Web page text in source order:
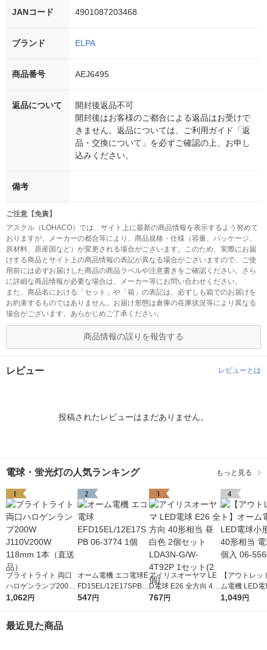
JANコード 4901087203468
ブランド ELPA
商品番号 AEJ6495
返品について
開封後返品不可
開封後はお客様のご都合による返品はお受けで
きません。返品については、ご利用ガイド「返
品・交換について」を必ずご確認の上、お申し
込みください。
備考
ご注意【免責】
アスクル（LOHACO）では、サイト上に最新の商品情報を表示するよう努めて
おりますが、メーカーの都合等により、商品規格・仕様（容量、パッケージ、
原材料、原産国など）が変更される場合がございます。このため、実際にお届
けする商品とサイト上の商品情報の表記が異なる場合がございますので、ご使
用前には必ずお届けした商品の商品ラベルや注意書きをご確認ください。さら
に詳細な商品情報が必要な場合は、メーカー等にお問い合わせください。
また、商品名における「セット」や「箱」の表記は、必ずしも箱でのお届けを
お約束するものではありません。お届け形態は倉庫の在庫状況等により異なる
場合がございます。あらかじめご了承ください。
商品情報の誤りを報告する
レビュー レビューとは
投稿されたレビューはまだありません。
電球・蛍光灯の人気ランキング もっと見る
1
ブライトライト 両口
ハロゲンランプ200W
J110V200W 118mm 1
1,062円
2
オーム電機 エコ電球E
FD15EL/12E17SPB 0
6-3774 1個
547円
3
アイリスオーヤマ LE
D電球 E26 全方向 40
形相当 昼白色 2個セ
767円
4
【アウトレッ
ム電機 LED電
17 40形相当
1,049円
最近見た商品